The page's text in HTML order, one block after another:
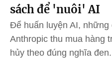
sách để 'nuôi' AI
Để huấn luyện AI,
Anthropic thu mua hàng
hủy theo đúng nghĩa đen.